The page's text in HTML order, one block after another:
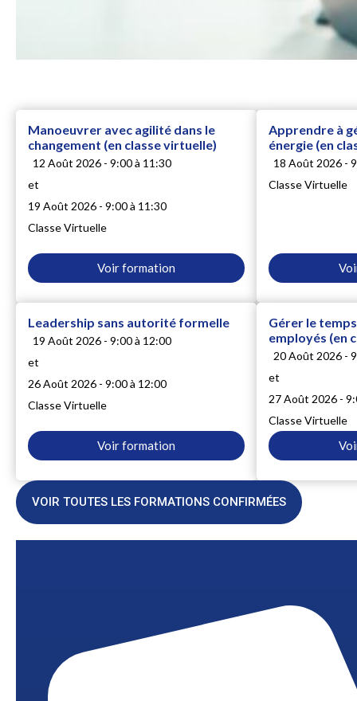
Manoeuvrer avec agilité dans le
changement (en classe virtuelle)
12 Août 2026 - 9:00 à 11:30
et
19 Août 2026 - 9:00 à 11:30
Classe Virtuelle
Voir formation
Apprendre à
énergie (en
18 Août 2026 -
Classe Virtuelle
Leadership sans autorité formelle
19 Août 2026 - 9:00 à 12:00
et
26 Août 2026 - 9:00 à 12:00
Classe Virtuelle
Voir formation
Gérer le
employés (en
20 Août 2026 -
et
27 Août 2026 -
Classe Virtuelle
VOIR TOUTES LES FORMATIONS CONFIRMÉES